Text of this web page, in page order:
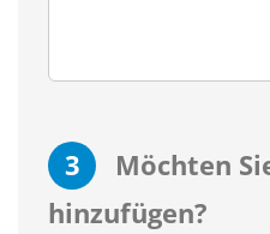
3
Möchten
hinzufügen?